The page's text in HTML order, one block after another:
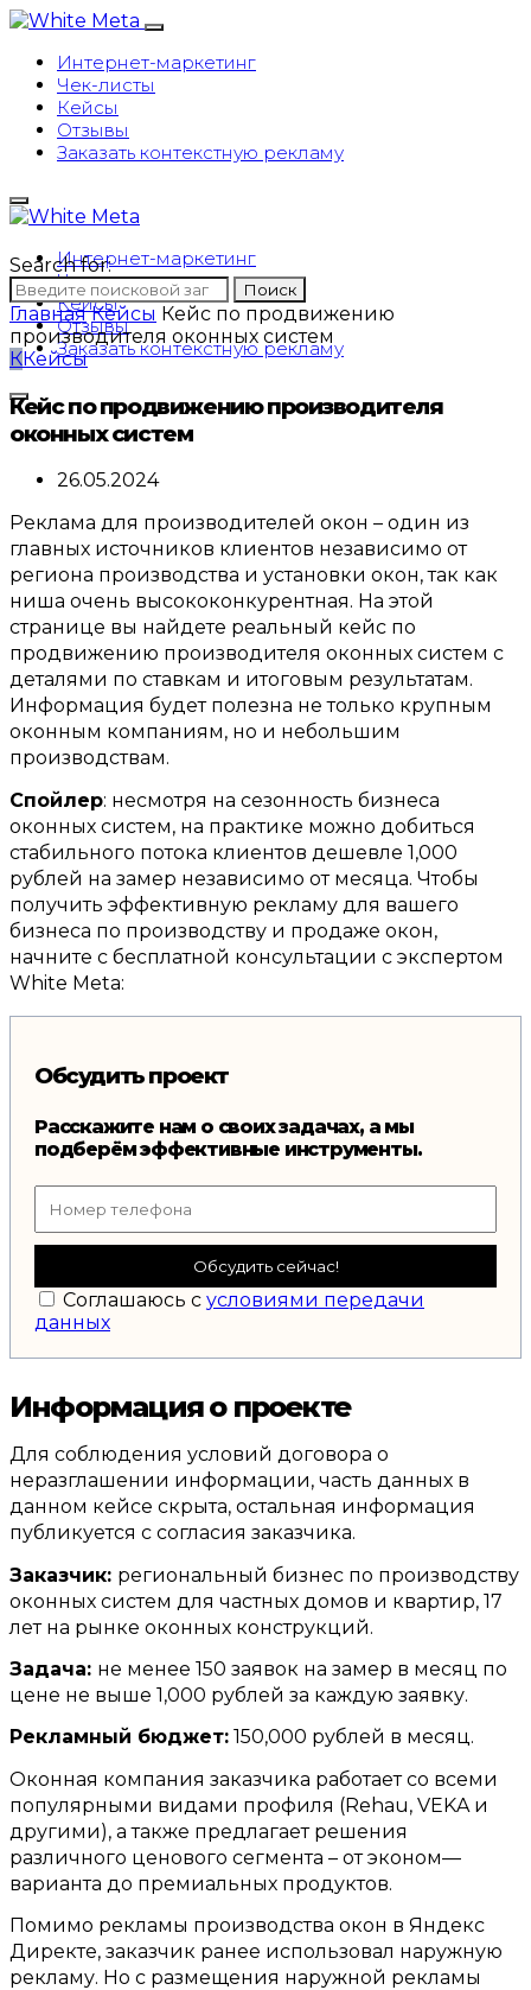
Интернет-маркетинг
Чек-листы
Кейсы
Отзывы
Заказать контекстную рекламу
Интернет-маркетинг
Чек-листы
Кейсы
Отзывы
Заказать контекстную рекламу
Search for:
Поиск
Главная Кейсы Кейс по продвижению
производителя оконных систем
ККейсы
Кейс по продвижению производителя
оконных систем
26.05.2024
Реклама для производителей окон – один из
главных источников клиентов независимо от
региона производства и установки окон,так как
ниша очень высококонкурентная. На этой
странице вы найдете реальный кейс по
продвижению производителя оконных систем с
деталями по ставкам и итоговым результатам.
Информация будет полезна не только крупным
оконным компаниям, но и небольшим
производствам.
Спойлер: несмотря на сезонность бизнеса
оконных систем, на практике можно добиться
стабильного потока клиентов дешевле 1,000
рублей на замер независимо от месяца. Чтобы
получить эффективную рекламу для вашего
бизнеса по производству и продаже окон,
начните с бесплатной консультации с экспертом
White Meta:
Обсудить проект
Расскажите нам о своих задачах, а мы
подберём эффективные инструменты.
Обсудить сейчас!
Соглашаюсь с условиями передачи
данных
Информация о проекте
Для соблюдения условий договора о
неразглашении информации, часть данных в
данном кейсе скрыта, остальная информация
публикуется с согласия заказчика.
Заказчик: региональный бизнес по производству
оконных систем для частных домов и квартир, 17
лет на рынке оконных конструкций.
Задача: не менее 150 заявок на замер в месяц по
цене не выше 1,000 рублей за каждую заявку.
Рекламный бюджет: 150,000 рублей в месяц.
Оконная компания заказчика работает со всеми
популярными видами профиля (Rehau, VEKA и
другими), а также предлагает решения
различного ценового сегмента – от эконом—
варианта до премиальных продуктов.
Помимо рекламы производства окон в Яндекс
Директе, заказчик ранее использовал наружную
рекламу. Но с размещения наружной рекламы